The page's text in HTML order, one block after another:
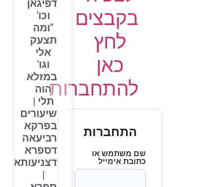
בקבצים
לחץ
כאן
להתחברות
התחברות
שם משתמש או
כתובת אימייל
דפיגאן
וכו'
"ומה
תצעק
אלי
וגו'
במזלא
הוה
תלי |
שיעורים
בפרקא
רביעאה
דספרא
דצניעותא